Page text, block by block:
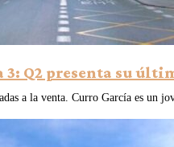
3: Q2 presenta su
a la venta. Curro García es un